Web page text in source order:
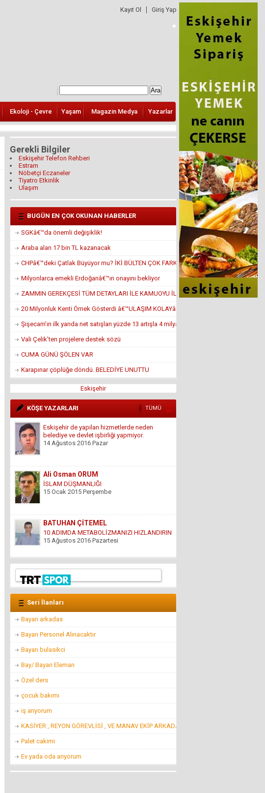
Kayıt Ol Giriş Yap
Ekoloji - Çevre Yaşam Magazin Medya Yazarlar
Gerekli Bilgiler
Eskişehir Telefon Rehberi
Estram
Nöbetçi Eczaneler
Tiyatro Etkinlik
Ulaşım
BUGÜN EN ÇOK OKUNAN HABERLER
SGKâ€™da önemli değişiklik!
Araba alan 17 bin TL kazanacak
CHPâ€™deki Çatlak Büyüyor mu? İKİ BÜLTEN ÇOK FARK
Milyonlarca emekli Erdoğanâ€™ın onayını bekliyor
ZAMMIN GEREKÇESİ TÜM DETAYLARI İLE KAMUOYU İLE PAYLAŞILSIN!
20 Milyonluk Kenti Örnek Gösterdi â€™ULAŞIM KOLAYâ€™ DEDİ AMA...
Şişecam’ın ilk yarıda net satışları yüzde 13 artışla 4 milyar TL’yi aştı
Vali Çelik’ten projelere destek sözü
CUMA GÜNÜ ŞÖLEN VAR
Karapınar çöplüğe döndü. BELEDİYE UNUTTU
Eskişehir
KÖŞE YAZARLARI TÜMÜ
Eskişehir de yapilan hizmetlerde neden
belediye ve devlet işbirliği yapmiyor.
Ali Osman ORUM
BATUHAN ÇİTEMEL
GÜNDOĞDU YILDIRIM
Hüseyin DÜŞ
İlkyardımcılara kim yardım edecek!..
Hüseyin GÜVEN
BİR ŞEY ANCAK DEĞERİNİ BİLENİN YANINDA
KIYMETLİDİR...
22 Temmuz 2016 Cuma
Konuk Yazar
Belediyeyi hesap uzmanı yönetiyor ama balık
19 Haziran 2016 Pazar
Mehmet KIZILKAYA
İnsanlığın Bitiş Noktası “Öldürmek!”
11 Ağustos 2016 Perşembe
Seri İlanları
Bayan arkadas
Bayan Personel Alınacaktır
Bayan bulasikci
Bay/ Bayan Eleman
Özel ders
çocuk bakımı
iş arıyorum
KASİYER , REYON GÖREVLİSİ , VE MANAV EKİP ARKADAŞ
Palet cakimi
Ev yada oda arıyorum